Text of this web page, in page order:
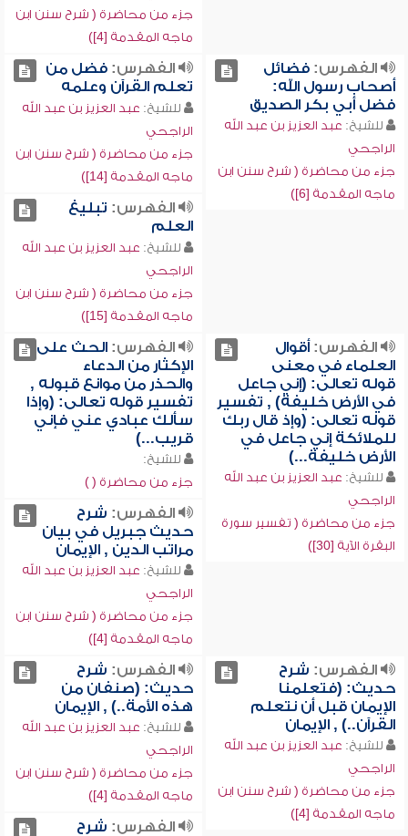
جزء من محاضرة ( شرح سنن ابن
ماجه المقدمة [4])
الفهرس:فضائل
أصحاب رسول الله:
فضل أبي بكر الصديق
للشيخ: عبد العزيز بن عبد الله
الراجحي
جزء من محاضرة ( شرح سنن ابن
ماجه المقدمة [6])
الفهرس:فضل من
تعلم القرآن وعلمه
للشيخ: عبد العزيز بن عبد الله
الراجحي
جزء من محاضرة ( شرح سنن ابن
ماجه المقدمة [14])
الفهرس: تبليغ
العلم
للشيخ: عبد العزيز بن عبد الله
الراجحي
جزء من محاضرة ( شرح سنن ابن
ماجه المقدمة [15])
الفهرس:أقوال
العلماء في معنى
قوله تعالى: (إني جاعل
في الأرض خليفة) , تفسير
قوله تعالى: (وإذ قال ربك
للملائكة إني جاعل في
الأرض خليفة...)
للشيخ: عبد العزيز بن عبد الله
الراجحي
جزء من محاضرة ( تفسير سورة
البقرة الآية [30])
الفهرس:الحث على
الإكثار من الدعاء
والحذر من موانع قبوله ,
تفسير قوله تعالى: (وإذا
سألك عبادي عني فإني
قريب...)
للشيخ:
جزء من محاضرة ( )
الفهرس: شرح
حديث جبريل في بيان
مراتب الدين , الإيمان
للشيخ: عبد العزيز بن عبد الله
الراجحي
جزء من محاضرة ( شرح سنن ابن
ماجه المقدمة [4])
الفهرس: شرح
حديث: (فتعلمنا
الإيمان قبل أن نتعلم
القرآن..) , الإيمان
للشيخ: عبد العزيز بن عبد الله
الراجحي
جزء من محاضرة ( شرح سنن ابن
ماجه المقدمة [4])
الفهرس: شرح
حديث: (صنفان من
هذه الأمة..) , الإيمان
للشيخ: عبد العزيز بن عبد الله
الراجحي
جزء من محاضرة ( شرح سنن ابن
ماجه المقدمة [4])
الفهرس: شرح